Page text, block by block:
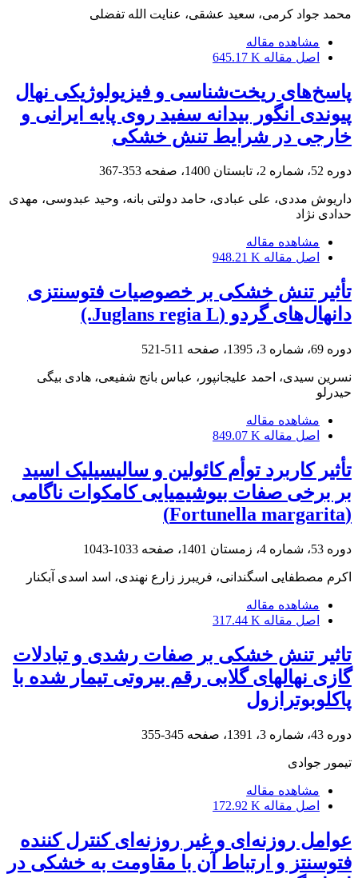
محمد جواد کرمی، سعید عشقی، عنایت الله تفضلی
مشاهده مقاله
اصل مقاله 645.17 K
پاسخ‌های ریخت‌شناسی و فیزیولوژیکی نهال
پیوندی انگور بیدانه سفید روی پایه ایرانی و
خارجی در ‏شرایط تنش خشکی
دوره 52، شماره 2، تابستان 1400، صفحه 353-367
داریوش مددی، علی عبادی، حامد دولتی بانه، وحید عبدوسی، مهدی
حدادی نژاد
مشاهده مقاله
اصل مقاله 948.21 K
تأثیر تنش خشکی بر خصوصیات فتوسنتزی
دانهال‌های گردو (Juglans regia L.)
دوره 69، شماره 3، 1395، صفحه 511-521
نسرین سیدی، احمد علیجانپور، عباس بانج شفیعی، هادی بیگی
حیدرلو
مشاهده مقاله
اصل مقاله 849.07 K
تأثیر کاربرد توأم کائولین و سالیسیلیک اسید
بر برخی صفات بیوشیمیایی کامکوات ناگامی
‏‏(‏Fortunella margarita‏)‏
دوره 53، شماره 4، زمستان 1401، صفحه 1033-1043
اکرم مصطفایی اسگندانی، فریبرز زارع نهندی، اسد اسدی آبکنار
مشاهده مقاله
اصل مقاله 317.44 K
تاثیر تنش خشکی بر صفات رشدی و تبادلات
گازی نهالهای گلابی رقم بیروتی تیمار شده با
پاکلوبوترازول
دوره 43، شماره 3، 1391، صفحه 345-355
تیمور جوادی
مشاهده مقاله
اصل مقاله 172.92 K
عوامل روزنه‌ای و غیر روزنه‌ای کنترل کننده
فتوسنتز و ارتباط آن با مقاومت به خشکی در